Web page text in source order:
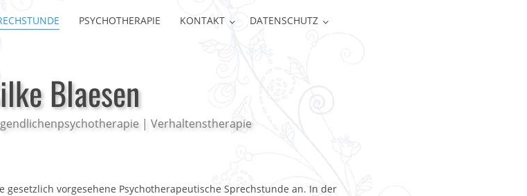
PSYCHOTHERAPIE KONTAKT DATENSCHUTZ
Blaesen
| Verhaltenstherapie
vorgesehene Psychotherapeutische Sprechstunde an. In der